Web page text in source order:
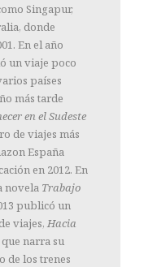
Singapur,
donde
En el año
un viaje poco
países
más tarde
en el Sudeste
de viajes más
España
en 2012. En
novela Trabajo
publicó un
viajes, Hacia
que narra su
de los trenes